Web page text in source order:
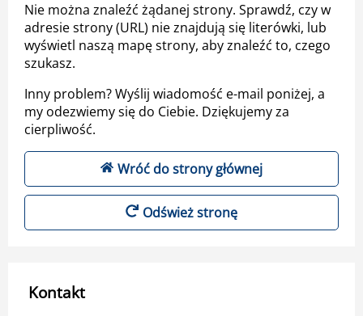
Nie można znaleźć żądanej strony. Sprawdź, czy w
adresie strony (URL) nie znajdują się literówki, lub
wyświetl naszą mapę strony, aby znaleźć to, czego
szukasz.
Inny problem? Wyślij wiadomość e-mail poniżej, a
my odezwiemy się do Ciebie. Dziękujemy za
cierpliwość.
Wróć do strony głównej
Odśwież stronę
Kontakt